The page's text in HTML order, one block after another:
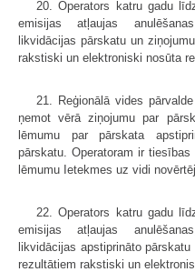
20. Operators katru gadu
emisijas atļaujas
likvidācijas pārskatu un
rakstiski un elektroniski nosūta
21. Reģionālā vides
ņemot vērā ziņojumu par
lēmumu par pārskata
pārskatu. Operatoram ir
lēmumu Ietekmes uz vidi
22. Operators katru gadu
emisijas atļaujas
likvidācijas apstiprināto
rezultātiem rakstiski un